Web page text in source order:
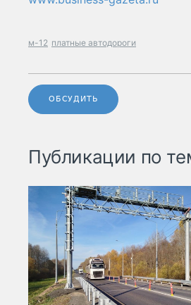
м-12 платные автодороги
ОБСУДИТЬ
Публикации по